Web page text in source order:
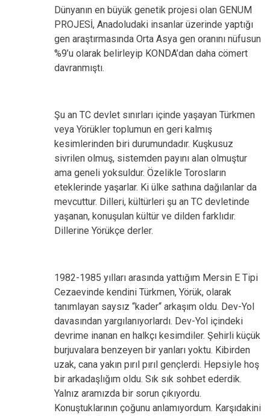
Dünyanın en büyük genetik projesi olan GENUM
PROJESİ, Anadoludaki insanlar üzerinde yaptığı
gen araştırmasında Orta Asya gen oranını nüfusun
%9’u olarak belirleyip KONDA’dan daha cömert
davranmıştı.
Şu an TC devlet sınırları içinde yaşayan Türkmen
veya Yörükler toplumun en geri kalmış
kesimlerinden biri durumundadır. Kuşkusuz
sivrilen olmuş, sistemden payını alan olmuştur
ama geneli yoksuldur. Özelikle Torosların
eteklerinde yaşarlar. Ki ülke sathına dağılanlar da
mevcuttur. Dilleri, kültürleri şu an TC devletinde
yaşanan, konuşulan kültür ve dilden farklıdır.
Dillerine Yörükçe derler.
1982-1985 yılları arasında yattığım Mersin E Tipi
Cezaevinde kendini Türkmen, Yörük, olarak
tanımlayan saysız “kader“ arkaşım oldu. Dev-Yol
davasından yargılanıyorlardı. Dev-Yol içindeki
devrime inanan en halkçı kesimdiler. Şehirli küçük
burjuvalara benzeyen bir yanları yoktu. Kibirden
uzak, cana yakın pırıl pırıl gençlerdi. Hepsiyle hoş
bir arkadaşlığım oldu. Sık sık sohbet ederdik.
Yalnız aramızda bir sorun çıkıyordu.
Konuştuklarının çoğunu anlamıyordum. Karşıdakini